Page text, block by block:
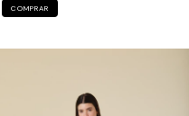
COMPRAR